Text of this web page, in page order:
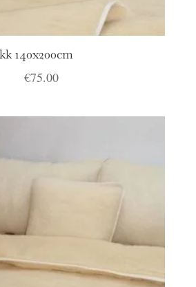
140x200cm
€75.00